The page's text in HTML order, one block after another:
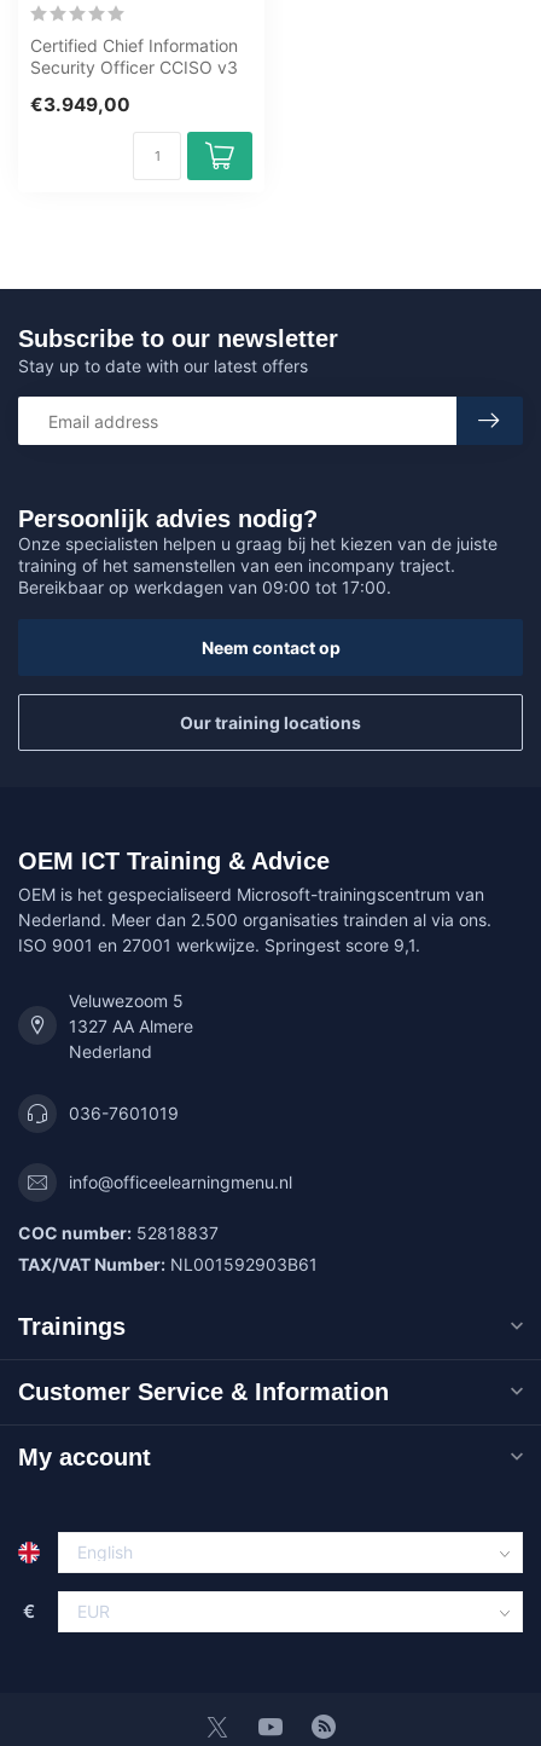
Certified Chief Information
Security Officer CCISO v3
€3.949,00
Persoonlijk advies nodig?
Onze specialisten helpen u graag bij het kiezen van de juiste
training of het samenstellen van een incompany traject.
Bereikbaar op werkdagen van 09:00 tot 17:00.
Neem contact op
Our training locations
Subscribe to our newsletter
Stay up to date with our latest offers
OEM ICT Training & Advice
OEM is het gespecialiseerd Microsoft-trainingscentrum van
Nederland. Meer dan 2.500 organisaties trainden al via ons.
ISO 9001 en 27001 werkwijze. Springest score 9,1.
Veluwezoom 5
1327 AA Almere
Nederland
036-7601019
info@officeelearningmenu.nl
COC number: 52818837
TAX/VAT Number: NL001592903B61
Trainings
Customer Service & Information
My account
€